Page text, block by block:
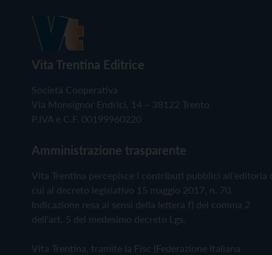
Vita Trentina Editrice
Società Cooperativa
Via Monsignor Endrici, 14 – 38122 Trento
P.IVA e C.F. 00199960220
Amministrazione trasparente
Vita Trentina percepisce i contributi pubblici all'editoria
cui al decreto legislativo 15 maggio 2017, n. 70.
Indicazione resa ai sensi della lettera f) del comma 2
dell'art. 5 del medesimo decreto Lgs.
Vita Trentina, tramite la Fisc (Federazione Italiana